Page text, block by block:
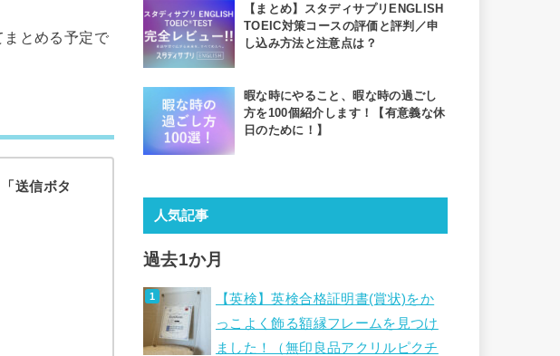
とめる予定で
送信ボタ
【まとめ】スタディサプリENGLISH
TOEIC対策コースの評価と評判／申
し込み方法と注意点は？
暇な時にやること、暇な時の過ごし
方を100個紹介します！【有意義な休
日のために！】
人気記事
過去1か月
【英検】英検合格証明書(賞状)をか
っこよく飾る額縁フレームを見つけ
ました！（無印良品アクリルピクチ